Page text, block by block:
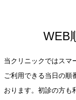
WEB
当クリニックではスマ
ご利用できる当日の順
おります。初診の方も